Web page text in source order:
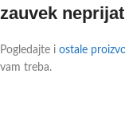
zauvek
Pogledajte i ostale
vam treba.